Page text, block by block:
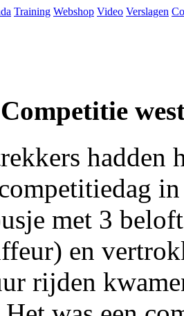
Training Webshop Video Verslagen
hadden
met 3
en
rijden